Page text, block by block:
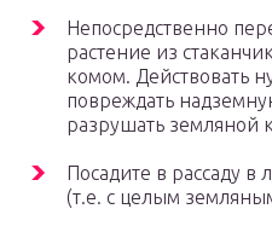
Непосредственно
растение из
комом. Действовать
повреждать
разрушать земляной
Посадите в рассаду в
(т.е. с целым